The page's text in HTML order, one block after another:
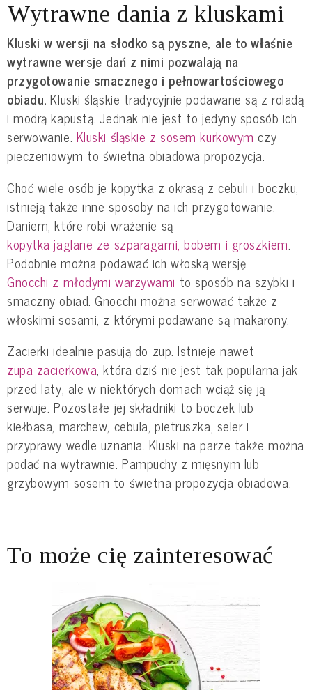
Wytrawne dania z kluskami
Kluski w wersji na słodko są pyszne, ale to właśnie
wytrawne wersje dań z nimi pozwalają na
przygotowanie smacznego i pełnowartościowego
obiadu. Kluski śląskie tradycyjnie podawane są z roladą
i modrą kapustą. Jednak nie jest to jedyny sposób ich
serwowanie. Kluski śląskie z sosem kurkowym czy
pieczeniowym to świetna obiadowa propozycja.
Choć wiele osób je kopytka z okrasą z cebuli i boczku,
istnieją także inne sposoby na ich przygotowanie.
Daniem, które robi wrażenie są
kopytka jaglane ze szparagami, bobem i groszkiem.
Podobnie można podawać ich włoską wersję.
Gnocchi z młodymi warzywami to sposób na szybki i
smaczny obiad. Gnocchi można serwować także z
włoskimi sosami, z którymi podawane są makarony.
Zacierki idealnie pasują do zup. Istnieje nawet
zupa zacierkowa, która dziś nie jest tak popularna jak
przed laty, ale w niektórych domach wciąż się ją
serwuje. Pozostałe jej składniki to boczek lub
kiełbasa, marchew, cebula, pietruszka, seler i
przyprawy wedle uznania. Kluski na parze także można
podać na wytrawnie. Pampuchy z mięsnym lub
grzybowym sosem to świetna propozycja obiadowa.
To może cię zainteresować